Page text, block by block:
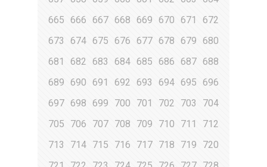
665
666 667 668 669 670 671
672
673
674 675 676 677 678 679
680
681
682 683 684 685 686 687 688
689
690 691 692 693 694 695
696
697 698 699 700 701 702 703
704
705
706 707 708 709 710 711
712
713
714 715 716 717 718 719
720